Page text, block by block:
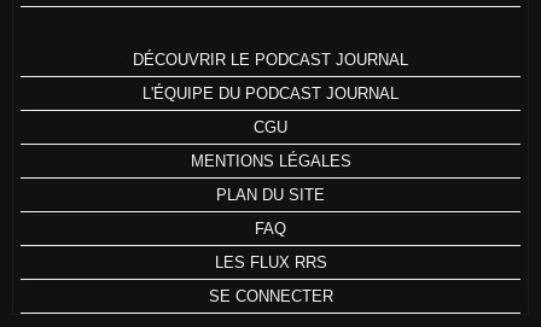
DÉCOUVRIR LE PODCAST JOURNAL
L'ÉQUIPE DU PODCAST JOURNAL
CGU
MENTIONS LÉGALES
PLAN DU SITE
FAQ
LES FLUX RRS
SE CONNECTER